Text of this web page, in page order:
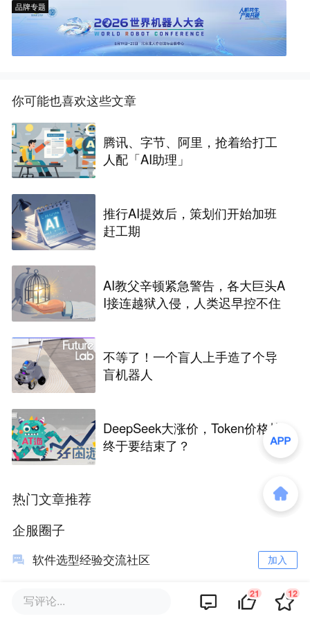
品牌专题
你可能也喜欢这些文章
腾讯、字节、阿里，抢着给打工
人配「AI助理」
推行AI提效后，策划们开始加班
赶工期
AI教父辛顿紧急警告，各大巨头A
I接连越狱入侵，人类迟早控不住
不等了！一个盲人上手造了个导
盲机器人
DeepSeek大涨价，Token价格战
终于要结束了？
热门文章推荐
企服圈子
软件选型经验交流社区 加入
36氪企服点评订阅号 关注
写评论... 21 12